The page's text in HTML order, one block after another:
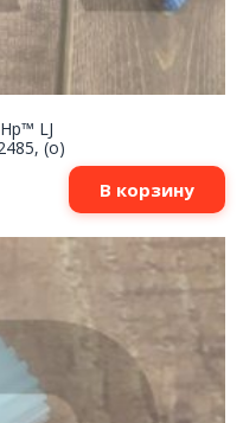
LJ
(о)
В корзину